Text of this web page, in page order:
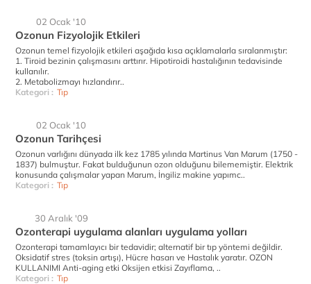
02 Ocak '10
Ozonun Fizyolojik Etkileri
Ozonun temel fizyolojik etkileri aşağıda kısa açıklamalarla sıralanmıştır:
1. Tiroid bezinin çalışmasını arttırır. Hipotiroidi hastalığının tedavisinde
kullanılır.
2. Metabolizmayı hızlandırır..
Kategori : Tıp
02 Ocak '10
Ozonun Tarihçesi
Ozonun varlığını dünyada ilk kez 1785 yılında Martinus Van Marum (1750 -
1837) bulmuştur. Fakat bulduğunun ozon olduğunu bilememiştir. Elektrik
konusunda çalışmalar yapan Marum, İngiliz makine yapımc..
Kategori : Tıp
30 Aralık '09
Ozonterapi uygulama alanları uygulama yolları
Ozonterapi tamamlayıcı bir tedavidir; alternatif bir tıp yöntemi değildir.
Oksidatif stres (toksin artışı), Hücre hasarı ve Hastalık yaratır. OZON
KULLANIMI Anti-aging etki Oksijen etkisi Zayıflama, ..
Kategori : Tıp